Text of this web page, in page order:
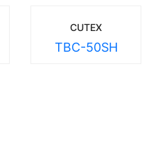
CUTEX
TBC-50SH